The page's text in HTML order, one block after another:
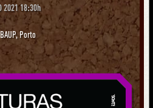
2021 18:30h
Porto